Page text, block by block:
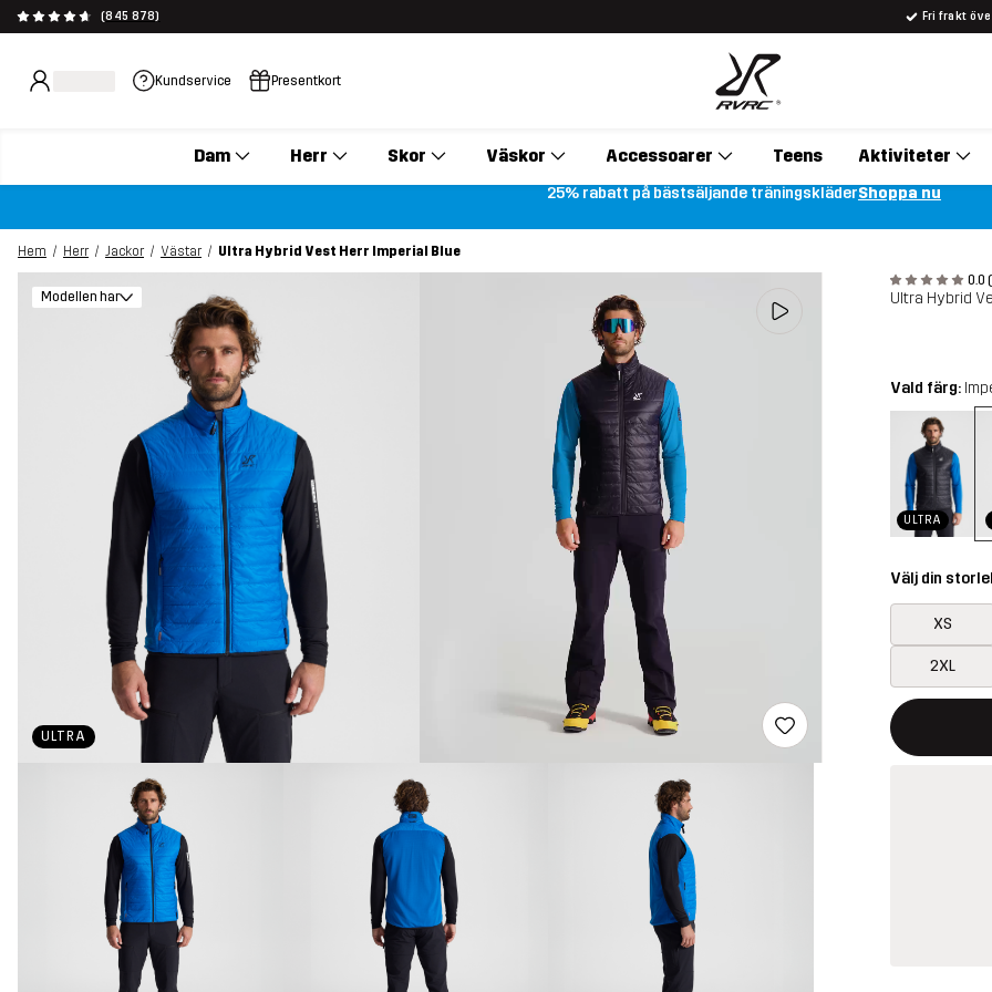
(845 878) Fri frakt
Kundservice Presentkort
Dam Herr Skor Väskor Accessoarer Teens Aktiviteter
25% rabatt på bästsäljande träningskläderShoppa nu
Hem Herr Jackor Västar
Ultra Hybrid Vest Herr Imperial Blue
0.0
Ultra Hybrid
ULTRA
Modellen har
Vald färg:
ULTRA
Välj din
XS
2XL
Denna
{{size}} inte